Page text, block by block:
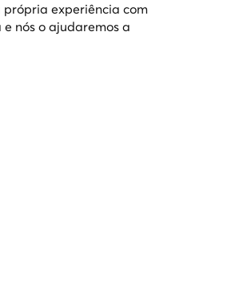
experiência com
nós o ajudaremos a